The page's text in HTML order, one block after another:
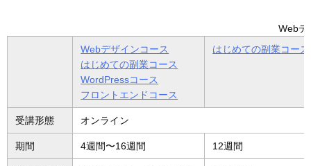
Webデ
Webデザインコース
はじめての副業コース
WordPressコース
フロントエンドコース
はじめての副業コー
受講形態 オンライン
期間 4週間〜16週間 12週間